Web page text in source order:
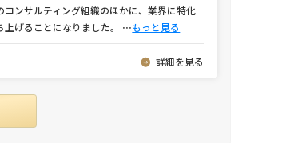
ンサルティング組織のほかに、業界に特化
げることになりました。 ⋯もっと見る
詳細を見る